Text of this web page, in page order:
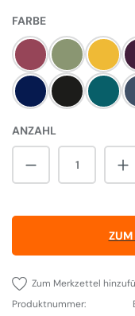
FARBEAUSWÄHLEN
HimbeereOlivine
Dark BluePewter
ANZAHL
Produkt
ZUM
Zum Merkzettel
Produktnummer: